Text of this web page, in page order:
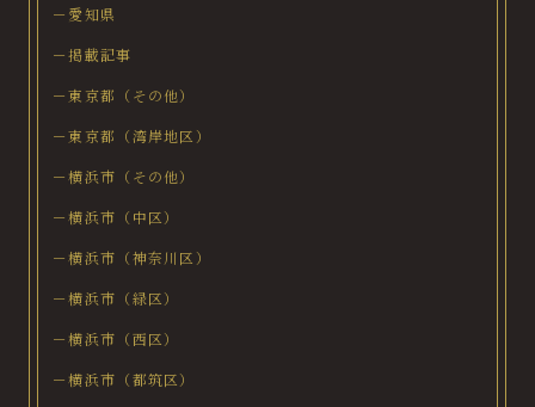
－愛知県
－掲載記事
－東京都（その他）
－東京都（湾岸地区）
－横浜市（その他）
－横浜市（中区）
－横浜市（神奈川区）
－横浜市（緑区）
－横浜市（西区）
－横浜市（都筑区）